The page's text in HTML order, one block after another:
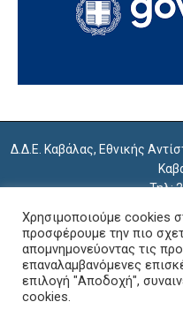
Δ.Δ.Ε. Καβάλας, Εθνικής
Τηλ:
εμπιστευτική
Copyright 2018 Διεύθυνση
Κατασκευή:
Χρησιμοποιούμε cookies
προσφέρουμε την πιο
απομνημονεύοντας τις
επαναλαμβανόμενες
επιλογή "Αποδοχή",
cookies.